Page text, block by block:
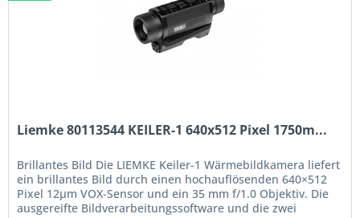
Liemke 80113544 KEILER-1 640x512 Pixel 1750m...
Brillantes Bild Die LIEMKE Keiler-1 Wärmebildkamera liefert
ein brillantes Bild durch einen hochauflösenden 640×512
Pixel 12μm VOX-Sensor und ein 35 mm f/1.0 Objektiv. Die
ausgereifte Bildverarbeitungssoftware und die zwei